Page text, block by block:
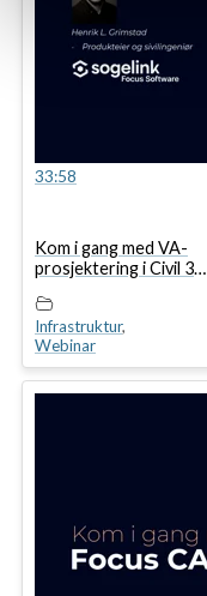
33:58
Kom i gang med VA-
prosjektering i Civil 3D
Infrastruktur,
Webinar